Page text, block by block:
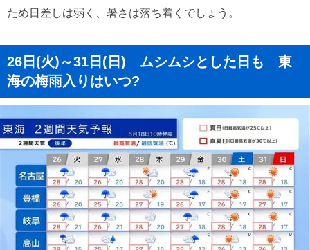
ため日差しは弱く、暑さは落ち着くでしょう。
26日(火)～31日(日) ムシムシとした日も 東
海の梅雨入りはいつ?